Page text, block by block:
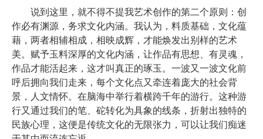
说到这里，就不得不提我艺术创作的第二个原则：创
作必有渊源，务求文化内涵。我认为，料质基础，文化蕴
藉，两者相辅相成，相映成辉，才能焕发出别样的艺术
美。赋予玉料深厚的文化内涵，让作品有思想、有灵魂，
作品才能活起来，这才叫真正的琢玉。一波又一波文化前
呼后拥向我们走来，每个文化点又牵连着庞大的社会背
景，人文情怀。在脑海中举行着横跨千年的游行。这种游
行又通过我们的笔、砣转化为具象的线条，折射出独特的
民族心理，这便是传统文化的无限张力，可以让我们痴迷